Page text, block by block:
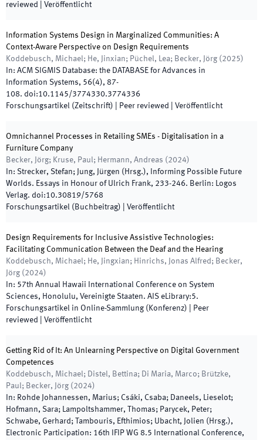
reviewed
Veröffentlicht
Information Systems Design in Marginalized Communities: A
Context-Aware Perspective on Design Requirements
Koddebusch, Michael; He, Jinxian; Püchel, Lea; Becker, Jörg ( 2025)
In: ACM SIGMIS Database: the DATABASE for Advances in
Information Systems, 56(4), 87-
108. doi:10.1145/3774330.3774336
Forschungsartikel (Zeitschrift) | Peer reviewed Veröffentlicht
Omnichannel Processes in Retailing SMEs - Digitalisation in a
Furniture Company
Becker, Jörg; Kruse, Paul; Hermann, Andreas ( 2024)
In: Strecker, Stefan; Jung, Jürgen ( Hrsg.),
Informing Possible Future
Worlds. Essays in Honour of Ulrich Frank, 233-246. Berlin: Logos
Verlag. doi:10.30819/5768
Forschungsartikel (Buchbeitrag)
Veröffentlicht
Design Requirements for Inclusive Assistive Technologies:
Facilitating Communication Between the Deaf and the Hearing
Koddebusch, Michael; He, Jingxian; Hinrichs, Jonas Alfred; Becker,
Jörg ( 2024)
In: 57th Annual Hawaii International Conference on System
Sciences, Honolulu, Vereinigte Staaten. AIS eLibrary:5.
Forschungsartikel in Online-Sammlung (Konferenz) | Peer
reviewed
Veröffentlicht
Getting Rid of It: An Unlearning Perspective on Digital Government
Competences
Koddebusch, Michael; Distel, Bettina; Di Maria, Marco; Brützke,
Paul; Becker, Jörg ( 2024)
In: Rohde Johannessen, Marius; Csáki, Csaba; Daneels, Lieselot;
Hofmann, Sara; Lampoltshammer, Thomas; Parycek, Peter;
Schwabe, Gerhard; Tambouris, Efthimios; Ubacht, Jolien ( Hrsg.),
Electronic Participation: 16th IFIP WG 8.5 International Conference,